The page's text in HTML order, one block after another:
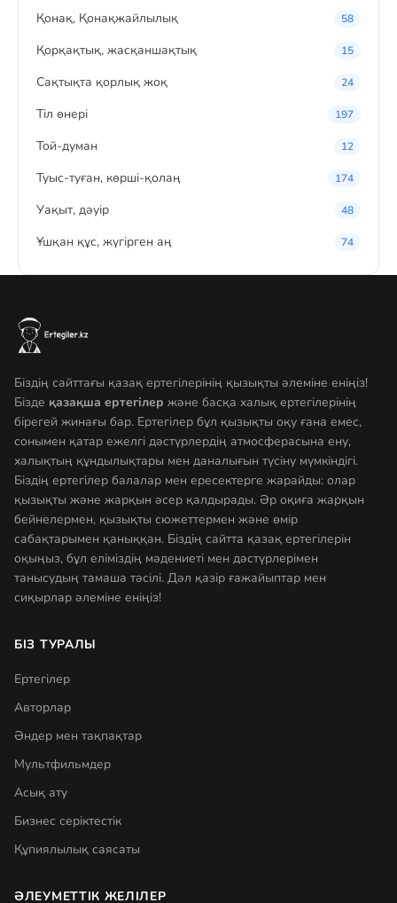
Қонақ, Қонақжайлылық 58
Қорқақтық, жасқаншақтық 15
Сақтықта қорлық жоқ 24
Тіл өнері 197
Той-думан 12
Туыс-туған, көрші-қолаң 174
Уақыт, дәуір 48
Ұшқан құс, жүгірген аң 74
Біздің сайттағы қазақ ертегілерінің қызықты әлеміне еніңіз!
Бізде қазақша ертегілер және басқа халық ертегілерінің
бірегей жинағы бар. Ертегілер бұл қызықты оқу ғана емес,
сонымен қатар ежелгі дәстүрлердің атмосферасына ену,
халықтың құндылықтары мен даналығын түсіну мүмкіндігі.
Біздің ертегілер балалар мен ересектерге жарайды: олар
қызықты және жарқын әсер қалдырады. Әр оқиға жарқын
бейнелермен, қызықты сюжеттермен және өмір
сабақтарымен қаныққан. Біздің сайтта қазақ ертегілерін
оқыңыз, бұл еліміздің мәдениеті мен дәстүрлерімен
танысудың тамаша тәсілі. Дәл қазір ғажайыптар мен
сиқырлар әлеміне еніңіз!
БІЗ ТУРАЛЫ
Ертегілер
Авторлар
Әндер мен тақпақтар
Мультфильмдер
Асық ату
Бизнес серіктестік
Құпиялылық саясаты
ӘЛЕУМЕТТІК ЖЕЛІЛЕР